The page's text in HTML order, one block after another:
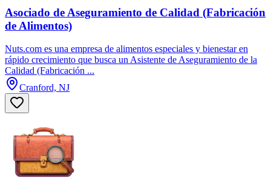
Asociado de Aseguramiento de Calidad (Fabricación
de Alimentos)
Nuts.com es una empresa de alimentos especiales y bienestar en
rápido crecimiento que busca un Asistente de Aseguramiento de la
Calidad (Fabricación ...
Cranford, NJ